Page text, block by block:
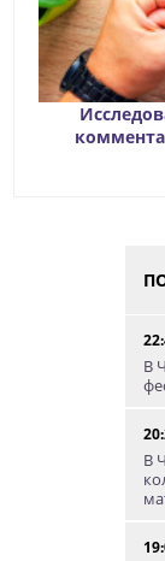
В
В